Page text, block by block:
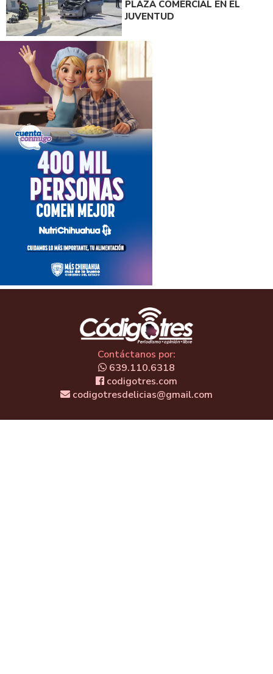
PLAZA COMERCIAL EN EL
JUVENTUD
Contáctanos por:
639.110.6318
codigotres.com
codigotresdelicias@gmail.com